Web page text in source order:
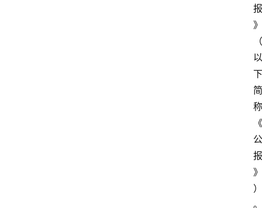
报
》
（
以
下
简
称
《
公
报
》
）
。